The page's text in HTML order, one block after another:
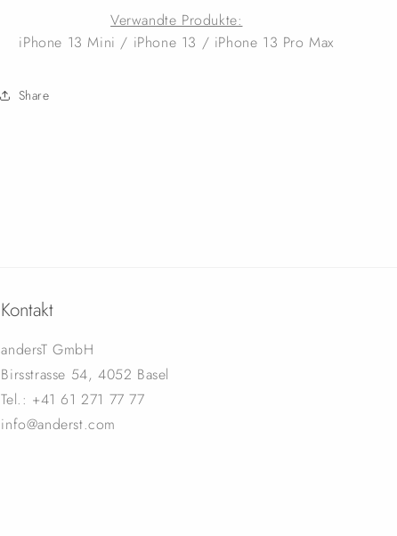
Verwandte Produkte:
iPhone 13 Mini / iPhone 13 / iPhone 13 Pro Max
Share
Kontakt
andersT GmbH
Birsstrasse 54, 4052 Basel
Tel.: +41 61 271 77 77
info@anderst.com